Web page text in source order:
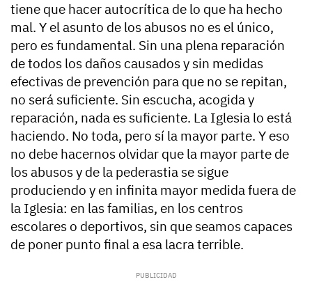
tiene que hacer autocrítica de lo que ha hecho
mal. Y el asunto de los abusos no es el único,
pero es fundamental. Sin una plena reparación
de todos los daños causados y sin medidas
efectivas de prevención para que no se repitan,
no será suficiente. Sin escucha, acogida y
reparación, nada es suficiente. La Iglesia lo está
haciendo. No toda, pero sí la mayor parte. Y eso
no debe hacernos olvidar que la mayor parte de
los abusos y de la pederastia se sigue
produciendo y en infinita mayor medida fuera de
la Iglesia: en las familias, en los centros
escolares o deportivos, sin que seamos capaces
de poner punto final a esa lacra terrible.